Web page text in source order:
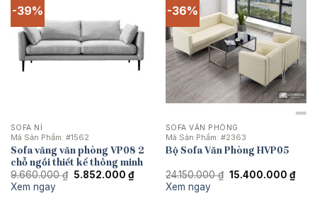
-39%
SOFA NỈ
Mã Sản Phẩm: #1562
Sofa văng văn phòng VP08 2
chỗ ngồi thiết kế thông minh
9.660.000₫ Giá
5.852.000 ₫Giá
hiện
Xem ngay
-36%
SOFA VĂN PHÒNG
Mã Sản Phẩm: #2363
Bộ Sofa Văn Phòng HVP05
24.150.000₫ Giá
15.400.000 ₫Giá
hiện
Xem ngay